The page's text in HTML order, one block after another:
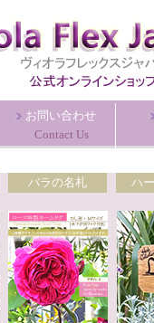
お問い合わせ
Contact Us
バラの名札 ハ